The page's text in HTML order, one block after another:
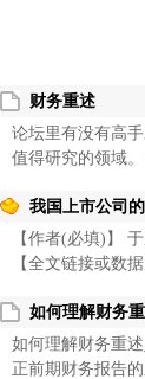
财务重述
论坛里有没有高
值得研究的领域
我国上市公司
【作者(必填)】
【全文链接或数
如何理解财务
如何理解财务重
正前期财务报告